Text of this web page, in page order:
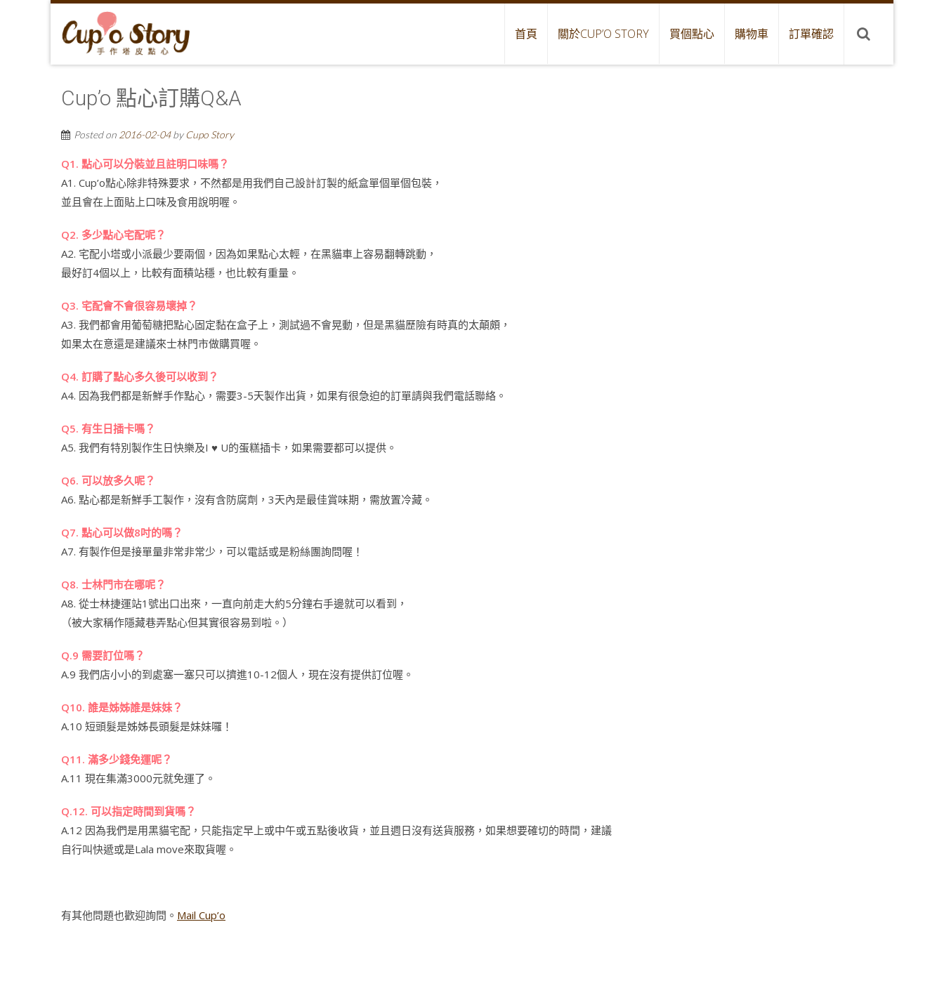
首頁 關於CUP’O STORY 買個點心 購物車 訂單確認
Cup’o 點心訂購Q&A
Posted on 2016-02-04by Cupo Story
Q1. 點心可以分裝並且註明口味嗎？
A1. Cup’o點心除非特殊要求，不然都是用我們自己設計訂製的紙盒單個單個包裝，
並且會在上面貼上口味及食用說明喔。
Q2. 多少點心宅配呢？
A2. 宅配小塔或小派最少要兩個，因為如果點心太輕，在黑貓車上容易翻轉跳動，
最好訂4個以上，比較有面積站穩，也比較有重量。
Q3. 宅配會不會很容易壞掉？
A3. 我們都會用葡萄糖把點心固定黏在盒子上，測試過不會晃動，但是黑貓歷險有時真的太顛頗，
如果太在意還是建議來士林門市做購買喔。
Q4. 訂購了點心多久後可以收到？
A4. 因為我們都是新鮮手作點心，需要3-5天製作出貨，如果有很急迫的訂單請與我們電話聯絡。
Q5. 有生日插卡嗎？
A5. 我們有特別製作生日快樂及I ♥ U的蛋糕插卡，如果需要都可以提供。
Q6. 可以放多久呢？
A6. 點心都是新鮮手工製作，沒有含防腐劑，3天內是最佳賞味期，需放置冷藏。
Q7. 點心可以做8吋的嗎？
A7. 有製作但是接單量非常非常少，可以電話或是粉絲團詢問喔！
Q8. 士林門市在哪呢？
A8. 從士林捷運站1號出口出來，一直向前走大約5分鐘右手邊就可以看到，
（被大家稱作隱藏巷弄點心但其實很容易到啦。）
Q.9 需要訂位嗎？
A.9 我們店小小的到處塞一塞只可以擠進10-12個人，現在沒有提供訂位喔。
Q10. 誰是姊姊誰是妹妹？
A.10 短頭髮是姊姊長頭髮是妹妹囉！
Q11. 滿多少錢免運呢？
A.11 現在集滿3000元就免運了。
Q.12. 可以指定時間到貨嗎？
A.12 因為我們是用黑貓宅配，只能指定早上或中午或五點後收貨，並且週日沒有送貨服務，如果想要確切的時間，建議
自行叫快遞或是Lala move來取貨喔。
有其他問題也歡迎詢問。 Mail Cup’o